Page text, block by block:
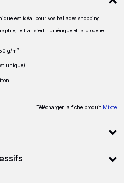
est idéal pour vos ballades shopping.
le transfert numérique et la broderie.
g/m²
unique)
Télécharger la fiche produit Mixte